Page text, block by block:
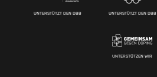
UNTERSTÜTZT DEN DBB UNTERSTÜTZT DEN DBB
UNTERSTÜTZEN WIR